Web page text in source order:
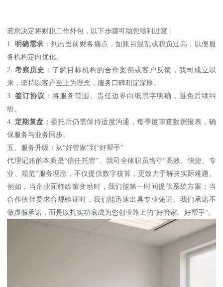
若您决定将财税工作外包，以下步骤可助您顺利过渡：
1. 明确需求 ：列出当前财务痛点，如账目混乱或税负过高，以便服
务机构定向优化。
2.考察历史 ：了解目标机构的合作案例或客户反馈，我司成立以
来，坚持以客户至上为理念，服务口碑积淀深厚。
3.签订协议 ：将服务范围、责任边界白纸黑字明确，避免后续纠
纷。
4. 定期复盘 ：委托后仍需保持适度沟通，每季度审查数据报表，确
保服务与业务同步。
五、服务升级：从“好管家”到“好帮手”
代理记账的本质是“信任托管”。我司全体职员恪守“高效、快捷、专
业、规范”服务理念，不仅提供数字核算，更致力于解决实际难题。
例如，当企业面临政策变动时，我们能第一时间提供系统方案；当
合作伙伴要求合规验证时，我们能迅速出具专业凭证。我们承诺不
做虚假承诺，而是以扎实功底成为您创业路上的“好管家、好帮手”。